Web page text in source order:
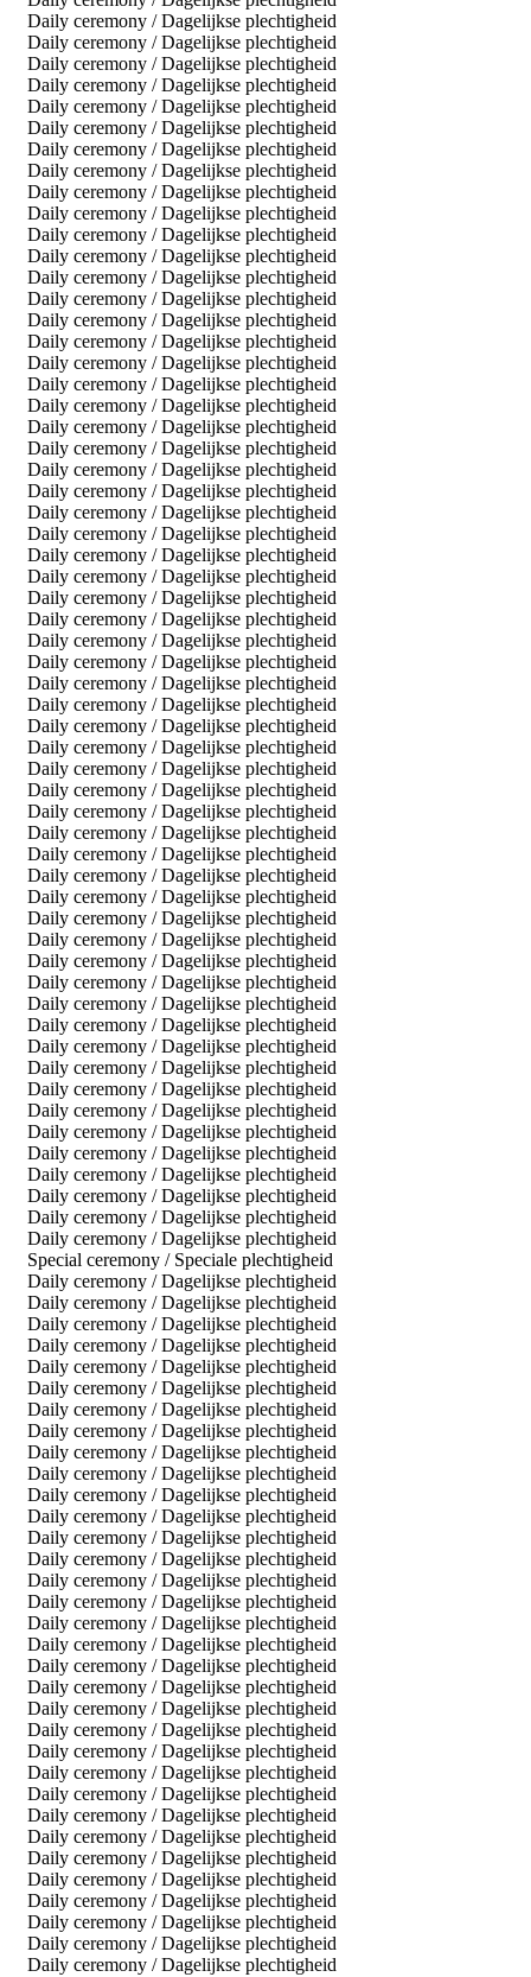
Daily ceremony / Dagelijkse plechtigheid
Daily ceremony / Dagelijkse plechtigheid
Daily ceremony / Dagelijkse plechtigheid
Daily ceremony / Dagelijkse plechtigheid
Daily ceremony / Dagelijkse plechtigheid
Daily ceremony / Dagelijkse plechtigheid
Daily ceremony / Dagelijkse plechtigheid
Daily ceremony / Dagelijkse plechtigheid
Daily ceremony / Dagelijkse plechtigheid
Daily ceremony / Dagelijkse plechtigheid
Daily ceremony / Dagelijkse plechtigheid
Daily ceremony / Dagelijkse plechtigheid
Daily ceremony / Dagelijkse plechtigheid
Daily ceremony / Dagelijkse plechtigheid
Daily ceremony / Dagelijkse plechtigheid
Daily ceremony / Dagelijkse plechtigheid
Daily ceremony / Dagelijkse plechtigheid
Daily ceremony / Dagelijkse plechtigheid
Daily ceremony / Dagelijkse plechtigheid
Daily ceremony / Dagelijkse plechtigheid
Daily ceremony / Dagelijkse plechtigheid
Daily ceremony / Dagelijkse plechtigheid
Daily ceremony / Dagelijkse plechtigheid
Daily ceremony / Dagelijkse plechtigheid
Daily ceremony / Dagelijkse plechtigheid
Daily ceremony / Dagelijkse plechtigheid
Daily ceremony / Dagelijkse plechtigheid
Daily ceremony / Dagelijkse plechtigheid
Daily ceremony / Dagelijkse plechtigheid
Daily ceremony / Dagelijkse plechtigheid
Daily ceremony / Dagelijkse plechtigheid
Daily ceremony / Dagelijkse plechtigheid
Daily ceremony / Dagelijkse plechtigheid
Daily ceremony / Dagelijkse plechtigheid
Daily ceremony / Dagelijkse plechtigheid
Daily ceremony / Dagelijkse plechtigheid
Daily ceremony / Dagelijkse plechtigheid
Daily ceremony / Dagelijkse plechtigheid
Daily ceremony / Dagelijkse plechtigheid
Daily ceremony / Dagelijkse plechtigheid
Daily ceremony / Dagelijkse plechtigheid
Daily ceremony / Dagelijkse plechtigheid
Daily ceremony / Dagelijkse plechtigheid
Daily ceremony / Dagelijkse plechtigheid
Daily ceremony / Dagelijkse plechtigheid
Daily ceremony / Dagelijkse plechtigheid
Daily ceremony / Dagelijkse plechtigheid
Daily ceremony / Dagelijkse plechtigheid
Daily ceremony / Dagelijkse plechtigheid
Daily ceremony / Dagelijkse plechtigheid
Daily ceremony / Dagelijkse plechtigheid
Daily ceremony / Dagelijkse plechtigheid
Daily ceremony / Dagelijkse plechtigheid
Daily ceremony / Dagelijkse plechtigheid
Daily ceremony / Dagelijkse plechtigheid
Daily ceremony / Dagelijkse plechtigheid
Daily ceremony / Dagelijkse plechtigheid
Daily ceremony / Dagelijkse plechtigheid
Special ceremony / Speciale plechtigheid
Daily ceremony / Dagelijkse plechtigheid
Daily ceremony / Dagelijkse plechtigheid
Daily ceremony / Dagelijkse plechtigheid
Daily ceremony / Dagelijkse plechtigheid
Daily ceremony / Dagelijkse plechtigheid
Daily ceremony / Dagelijkse plechtigheid
Daily ceremony / Dagelijkse plechtigheid
Daily ceremony / Dagelijkse plechtigheid
Daily ceremony / Dagelijkse plechtigheid
Daily ceremony / Dagelijkse plechtigheid
Daily ceremony / Dagelijkse plechtigheid
Daily ceremony / Dagelijkse plechtigheid
Daily ceremony / Dagelijkse plechtigheid
Daily ceremony / Dagelijkse plechtigheid
Daily ceremony / Dagelijkse plechtigheid
Daily ceremony / Dagelijkse plechtigheid
Daily ceremony / Dagelijkse plechtigheid
Daily ceremony / Dagelijkse plechtigheid
Daily ceremony / Dagelijkse plechtigheid
Daily ceremony / Dagelijkse plechtigheid
Daily ceremony / Dagelijkse plechtigheid
Daily ceremony / Dagelijkse plechtigheid
Daily ceremony / Dagelijkse plechtigheid
Daily ceremony / Dagelijkse plechtigheid
Daily ceremony / Dagelijkse plechtigheid
Daily ceremony / Dagelijkse plechtigheid
Daily ceremony / Dagelijkse plechtigheid
Daily ceremony / Dagelijkse plechtigheid
Daily ceremony / Dagelijkse plechtigheid
Daily ceremony / Dagelijkse plechtigheid
Daily ceremony / Dagelijkse plechtigheid
Daily ceremony / Dagelijkse plechtigheid
Daily ceremony / Dagelijkse plechtigheid